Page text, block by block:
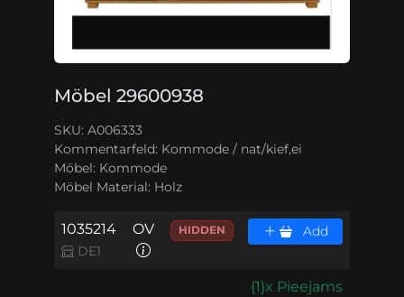
Möbel 29600938
SKU: A006333
Kommentarfeld: Kommode / nat/kief,ei
Möbel: Kommode
Möbel Material: Holz
1035214
DE1
OV HIDDEN Add
{1}x Pieejams